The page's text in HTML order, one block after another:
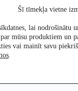
Šī tīmekļa vietne
lai nodrošinātu
mūsu produktiem un
vai mainīt savu
.